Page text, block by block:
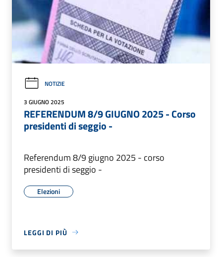
NOTIZIE
3 GIUGNO 2025
REFERENDUM 8/9 GIUGNO 2025 - Corso
presidenti di seggio -
Referendum 8/9 giugno 2025 - corso
presidenti di seggio -
Elezioni
LEGGI DI PIÙ